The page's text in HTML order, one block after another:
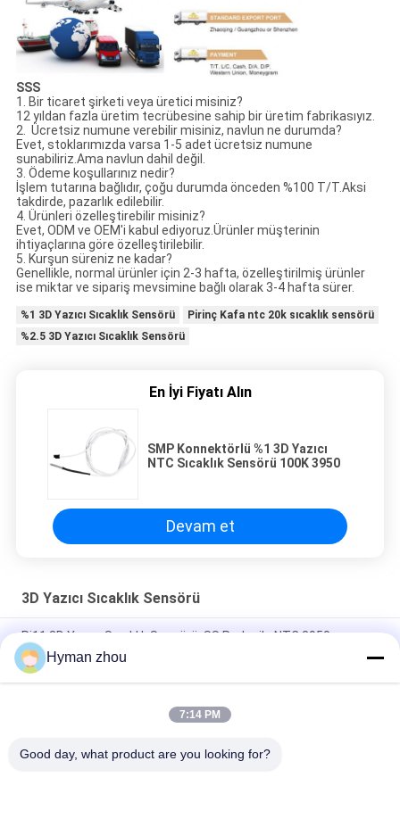
SSS
1.
Bir ticaret şirketi veya üretici misiniz?
12 yıldan fazla üretim tecrübesine sahip bir üretim fabrikasıyız.
2.
Ücretsiz numune verebilir misiniz, navlun ne durumda?
Evet, stoklarımızda varsa 1-5 adet ücretsiz numune
sunabiliriz.Ama navlun dahil değil.
3. Ödeme koşullarınız nedir?
İşlem tutarına bağlıdır, çoğu durumda önceden %100 T/T.Aksi
takdirde, pazarlık edilebilir.
4. Ürünleri özelleştirebilir misiniz?
Evet, ODM ve OEM'i kabul ediyoruz.Ürünler müşterinin
ihtiyaçlarına göre özelleştirilebilir.
5. Kurşun süreniz ne kadar?
Genellikle, normal ürünler için 2-3 hafta, özelleştirilmiş ürünler
ise miktar ve sipariş mevsimine bağlı olarak 3-4 hafta sürer.
%1 3D Yazıcı Sıcaklık Sensörü
Pirinç Kafa ntc 20k sıcaklık sensörü
%2.5 3D Yazıcı Sıcaklık Sensörü
En İyi Fiyatı Alın
SMP Konnektörlü %1 3D Yazıcı
NTC Sıcaklık Sensörü 100K 3950
Devam et
3D Yazıcı Sıcaklık Sensörü
Rj11 3D Yazıcı Sıcaklık Sensörü, SS Probu ile NTC 3950
Termistör 100k
100k NTC Termistör Sıcaklık Sensörü 3950 TPE Kablolu
Hyman zhou
7:14 PM
Good day, what product are you looking for?